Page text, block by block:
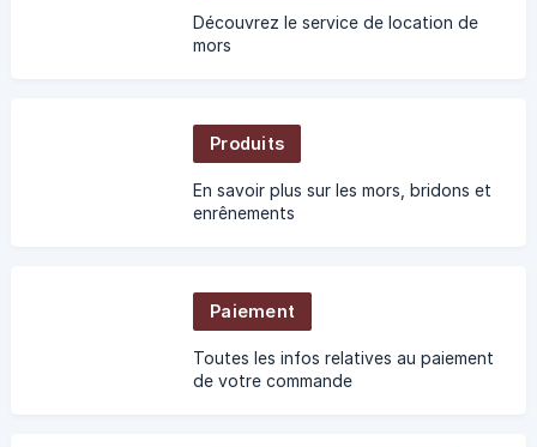
Découvrez le service de location de
mors
Produits
En savoir plus sur les mors, bridons et
enrênements
Paiement
Toutes les infos relatives au paiement
de votre commande